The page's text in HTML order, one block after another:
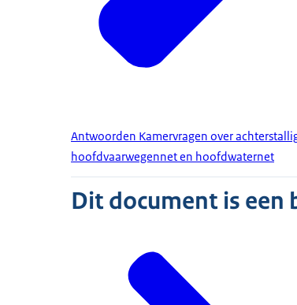
Antwoorden Kamervragen over
hoofdvaarwegennet en hoofdwaternet
Dit document is een